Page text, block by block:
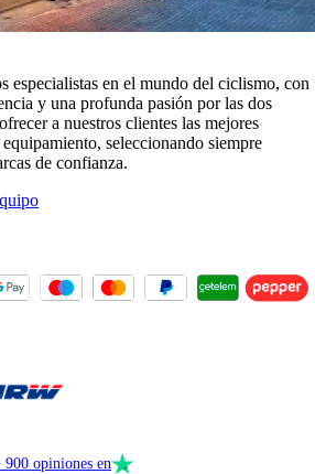
especialistas en el mundo del ciclismo, con
y una profunda pasión por las dos
a nuestros clientes las mejores
seleccionando siempre
de confianza.
900 opiniones en